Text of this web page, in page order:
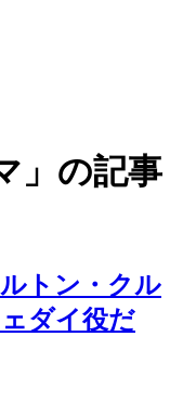
」の記事
トン・クル
ダイ役だ